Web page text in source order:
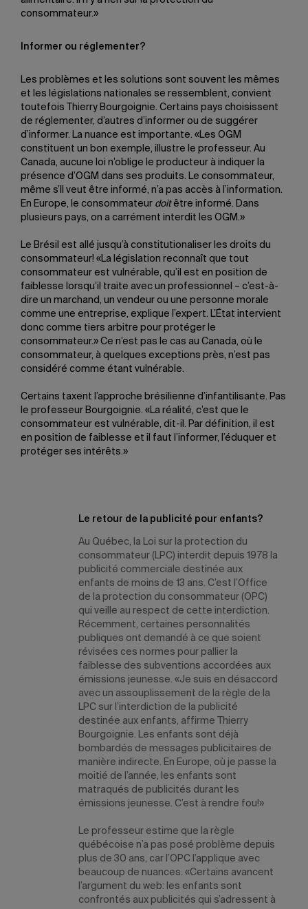
consommateur.»
Informer ou réglementer?
Les problèmes et les solutions sont souvent les mêmes
et les législations nationales se ressemblent, convient
toutefois Thierry Bourgoignie. Certains pays choisissent
de réglementer, d’autres d’informer ou de suggérer
d’informer. La nuance est importante. «Les OGM
constituent un bon exemple, illustre le professeur. Au
Canada, aucune loi n’oblige le producteur à indiquer la
présence d’OGM dans ses produits. Le consommateur,
même s’Il veut être informé, n’a pas accès à l’information.
En Europe, le consommateur doitêtre informé. Dans
plusieurs pays, on a carrément interdit les OGM.»
Le Brésil est allé jusqu’à constitutionaliser les droits du
consommateur! «La législation reconnaît que tout
consommateur est vulnérable, qu’il est en position de
faiblesse lorsqu’il traite avec un professionnel – c’est-à-
dire un marchand, un vendeur ou une personne morale
comme une entreprise, explique l’expert. L’État intervient
donc comme tiers arbitre pour protéger le
consommateur.» Ce n’est pas le cas au Canada, où le
consommateur, à quelques exceptions près, n’est pas
considéré comme étant vulnérable.
Certains taxent l’approche brésilienne d’infantilisante. Pas
le professeur Bourgoignie. «La réalité, c’est que le
consommateur est vulnérable, dit-il. Par définition, il est
en position de faiblesse et il faut l’informer, l’éduquer et
protéger ses intérêts.»
Le retour de la publicité pour enfants?
Au Québec, la Loi sur la protection du
consommateur (LPC) interdit depuis 1978 la
publicité commerciale destinée aux
enfants de moins de 13 ans. C’est l’Office
de la protection du consommateur (OPC)
qui veille au respect de cette interdiction.
Récemment, certaines personnalités
publiques ont demandé à ce que soient
révisées ces normes pour pallier la
faiblesse des subventions accordées aux
émissions jeunesse. «Je suis en désaccord
avec un assouplissement de la règle de la
LPC sur l’interdiction de la publicité
destinée aux enfants, affirme Thierry
Bourgoignie. Les enfants sont déjà
bombardés de messages publicitaires de
manière indirecte. En Europe, où je passe la
moitié de l’année, les enfants sont
matraqués de publicités durant les
émissions jeunesse. C’est à rendre fou!»
Le professeur estime que la règle
québécoise n’a pas posé problème depuis
plus de 30 ans, car l’OPC l’applique avec
beaucoup de nuances. «Certains avancent
l’argument du web: les enfants sont
confrontés aux publicités qui s’adressent à